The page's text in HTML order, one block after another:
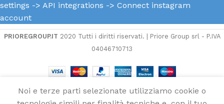
settings -> API integrations -> Connect instagram
account
PRIOREGROUP.IT 2020 Tutti i diritti riservati. | Priore Group srl - P.IVA
04046710713
Noi e terze parti selezionate utilizziamo cookie o